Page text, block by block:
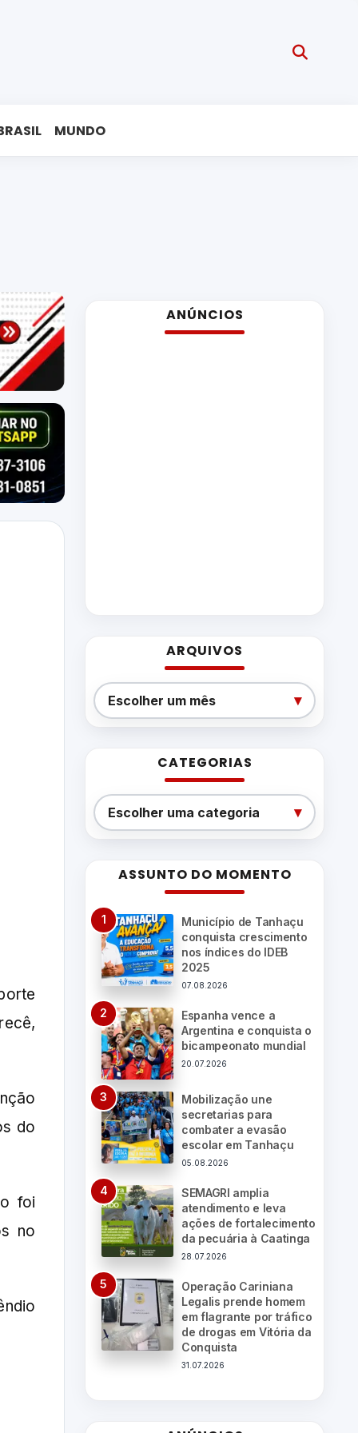
MUNDO
do
foi
no
ANÚNCIOS
ARQUIVOS
Arquivos
Escolher um mês ▾
CATEGORIAS
Categorias
Escolher uma categoria ▾
ASSUNTO DO MOMENTO
Município de Tanhaçu
conquista crescimento
nos índices do IDEB
2025
07.08.2026
Espanha vence a
Argentina e conquista o
bicampeonato mundial
20.07.2026
Mobilização une
secretarias para
combater a evasão
escolar em Tanhaçu
05.08.2026
SEMAGRI amplia
atendimento e leva
ações de fortalecimento
da pecuária à Caatinga
28.07.2026
Operação Cariniana
Legalis prende homem
em flagrante por tráfico
de drogas em Vitória da
Conquista
31.07.2026